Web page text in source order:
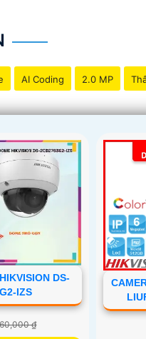
AI Coding 2.0 MP
DS-
IZS
₫